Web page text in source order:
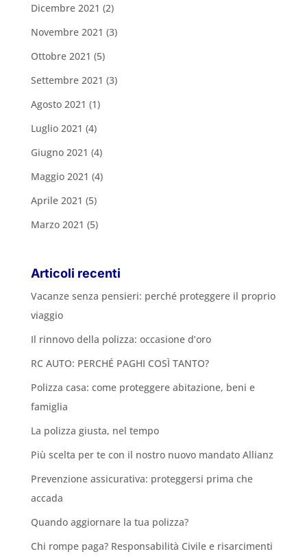
Dicembre 2021 (2)
Novembre 2021 (3)
Ottobre 2021 (5)
Settembre 2021 (3)
Agosto 2021 (1)
Luglio 2021 (4)
Giugno 2021 (4)
Maggio 2021 (4)
Aprile 2021 (5)
Marzo 2021 (5)
Articoli recenti
Vacanze senza pensieri: perché proteggere il proprio
viaggio
Il rinnovo della polizza: occasione d’oro
RC AUTO: PERCHÉ PAGHI COSÌ TANTO?
Polizza casa: come proteggere abitazione, beni e
famiglia
La polizza giusta, nel tempo
Più scelta per te con il nostro nuovo mandato Allianz
Prevenzione assicurativa: proteggersi prima che
accada
Quando aggiornare la tua polizza?
Chi rompe paga? Responsabilità Civile e risarcimenti